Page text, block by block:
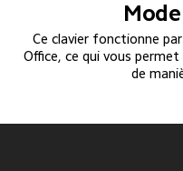
Ce clavier fonctionne
Office, ce qui vous
de